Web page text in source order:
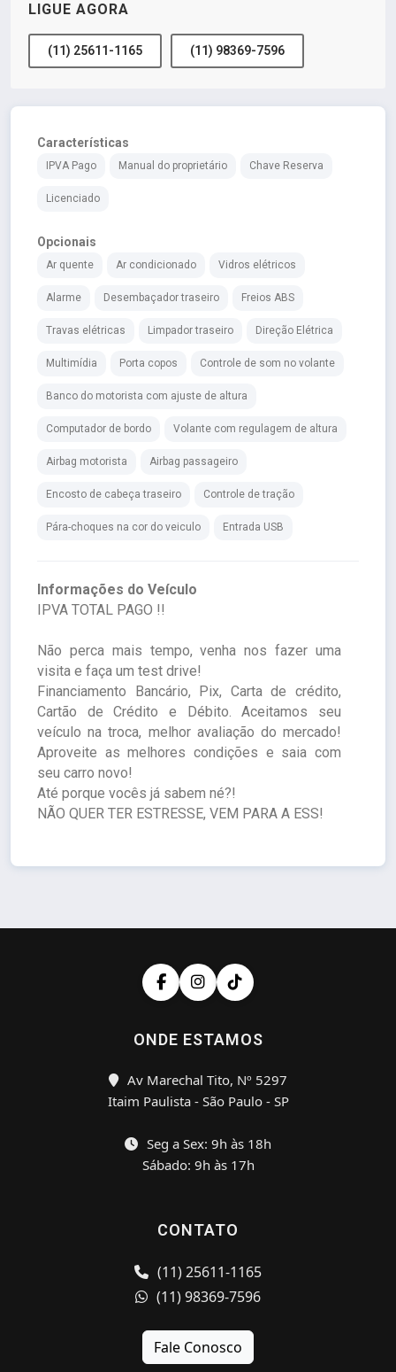
LIGUE AGORA
(11) 25611-1165 (11) 98369-7596
Características
IPVA Pago Manual do proprietário Chave Reserva
Licenciado
Opcionais
Ar quente Ar condicionado Vidros elétricos
Alarme Desembaçador traseiro Freios ABS
Travas elétricas Limpador traseiro Direção Elétrica
Multimídia Porta copos Controle de som no volante
Banco do motorista com ajuste de altura
Computador de bordo Volante com regulagem de altura
Airbag motorista Airbag passageiro
Encosto de cabeça traseiro Controle de tração
Pára-choques na cor do veiculo Entrada USB
Informações do Veículo
IPVA TOTAL PAGO !!
Não perca mais tempo, venha nos fazer uma
visita e faça um test drive!
Financiamento Bancário, Pix, Carta de crédito,
Cartão de Crédito e Débito. Aceitamos seu
veículo na troca, melhor avaliação do mercado!
Aproveite as melhores condições e saia com
seu carro novo!
Até porque vocês já sabem né?!
NÃO QUER TER ESTRESSE, VEM PARA A ESS!
ONDE ESTAMOS
Av Marechal Tito, Nº 5297
Itaim Paulista - São Paulo - SP
Seg a Sex: 9h às 18h
Sábado: 9h às 17h
CONTATO
(11) 25611-1165
(11) 98369-7596
Fale Conosco